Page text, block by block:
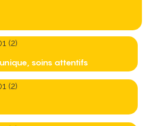
soins attentifs